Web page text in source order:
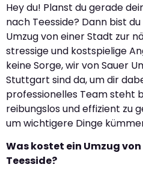
Hey du! Planst du gerade
nach Teesside? Dann bist
Umzug von einer Stadt zur
stressige und kostspielige
keine Sorge, wir von Sauer
Stuttgart sind da, um dir
professionelles Team steht
reibungslos und effizient zu
um wichtigere Dinge
Was kostet ein Umzug
Teesside?